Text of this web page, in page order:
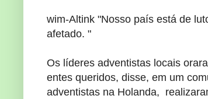
wim-Altink "Nosso país está de
afetado. "
Os líderes adventistas locais
entes queridos, disse, em um
adventistas na Holanda,